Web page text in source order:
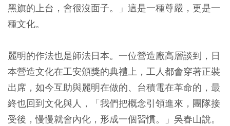
黑旗的上台，會很沒面子。」這是一種尊嚴，更是一
種文化。
麗明的作法也是師法日本。一位營造廠高層談到，日
本營造文化在工安頒獎的典禮上，工人都會穿著正裝
出席，如今互助與麗明在做的、台積電在革命的，最
終也回到文化與人，「我們把概念引領進來，團隊接
受後，慢慢就會內化，形成一個習慣。」吳春山說。